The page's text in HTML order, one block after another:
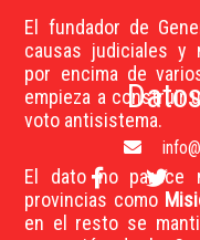
El fundador de
causas judiciales y
por encima de
empieza a construir
voto antisistema.
El dato no parece
provincias como
en el resto se